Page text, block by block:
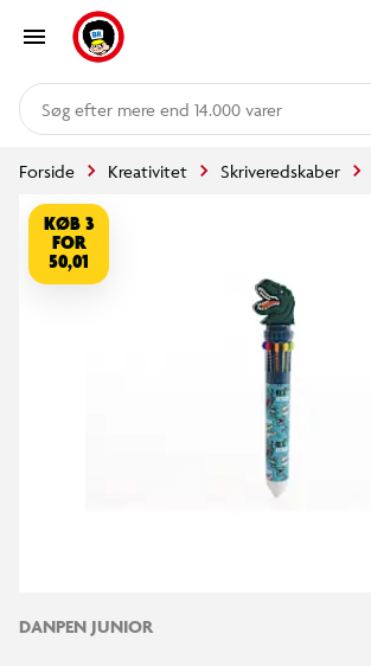
mere end 14.000 varer
Forside Kreativitet Skriveredskaber
KØB 3
FOR
50,01
DANPEN JUNIOR